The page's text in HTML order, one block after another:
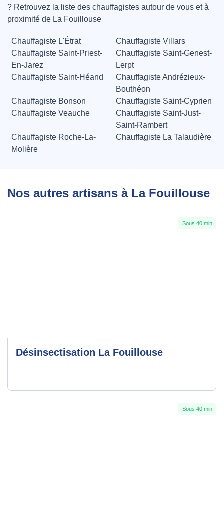
? Retrouvez la liste des chauffagistes autour de vous et à
proximité de La Fouillouse
Chauffagiste L'Étrat
Chauffagiste Villars
Chauffagiste Saint-Priest-
En-Jarez
Chauffagiste Saint-Genest-
Lerpt
Chauffagiste Saint-Héand
Chauffagiste Andrézieux-
Bouthéon
Chauffagiste Bonson
Chauffagiste Saint-Cyprien
Chauffagiste Veauche
Chauffagiste Saint-Just-
Saint-Rambert
Chauffagiste Roche-La-
Molière
Chauffagiste La Talaudière
Nos autres artisans à La Fouillouse
Sous 40 min
Désinsectisation La Fouillouse
Sous 40 min